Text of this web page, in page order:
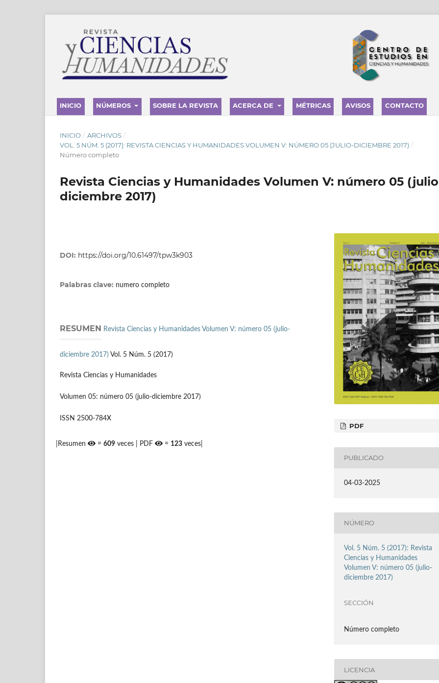
INICIO NÚMEROS SOBRE LA REVISTA ACERCA DE MÉTRICAS AVISOS CONTACTO
INICIO / ARCHIVOS /
VOL. 5 NÚM. 5 (2017): REVISTA CIENCIAS Y HUMANIDADES VOLUMEN V: NÚMERO 05 (JULIO-DICIEMBRE 2017) /
Número completo
Revista Ciencias y Humanidades Volumen V: número 05
diciembre 2017)
DOI: https://doi.org/10.61497/tpw3k903
Palabras clave: numero completo
RESUMEN Revista Ciencias y Humanidades Volumen V: número 05 (julio-
diciembre 2017) Vol. 5 Núm. 5 (2017)
Revista Ciencias y Humanidades
Volumen 05: número 05 (julio-diciembre 2017)
ISSN 2500-784X
|Resumen =609 veces | PDF = 123 veces|
PDF
PUBLICADO
04-03-2025
NÚMERO
Vol. 5 Núm. 5 (2017): Revista
Ciencias y Humanidades
Volumen V: número 05 (julio-
diciembre 2017)
SECCIÓN
Número completo
LICENCIA